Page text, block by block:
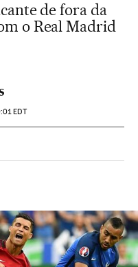
de fora da
o Real Madrid
EDT